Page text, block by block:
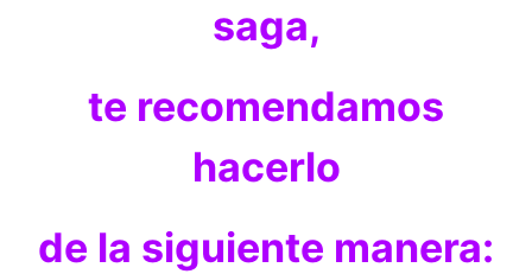
saga,
te recomendamos
hacerlo
de la siguiente manera: